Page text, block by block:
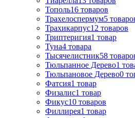
Тополь16 товаров
Трахелоспермум5
Трахикарпус12 товаров
Триптеригия1 товар
Туна4 товара
Тысячелистник58
Тюльпанное Дерево1
Тюльпановое Дерево0
Фатсия1 товар
Физалис1 товар
Фикус10 товаров
Филлирея1 товар